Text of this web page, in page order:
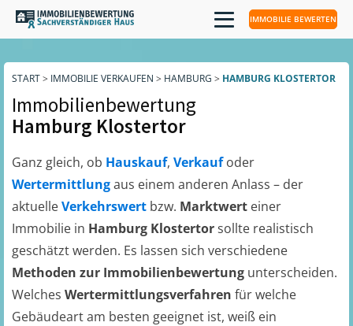
IMMOBILIE BEWERTEN
START> IMMOBILIE VERKAUFEN > HAMBURG > HAMBURG KLOSTERTOR
Immobilienbewertung
Hamburg Klostertor
Ganz gleich, ob Hauskauf, Verkaufoder
Wertermittlungaus einem anderen Anlass – der
aktuelleVerkehrswert bzw. Marktwert einer
Immobilie in Hamburg Klostertorsollte realistisch
geschätzt werden. Es lassen sich verschiedene
Methoden zur Immobilienbewertung unterscheiden.
Welches Wertermittlungsverfahren für welche
Gebäudeart am besten geeignet ist, weiß ein